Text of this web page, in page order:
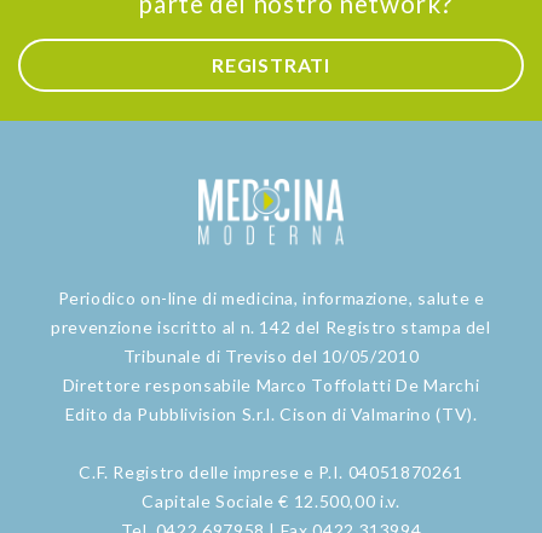
REGISTRATI
Periodico on-line di medicina, informazione, salute e
prevenzione iscritto al n. 142 del Registro stampa del
Tribunale di Treviso del 10/05/2010
Direttore responsabile Marco Toffolatti De Marchi
Edito da Pubblivision S.r.l. Cison di Valmarino (TV).
C.F. Registro delle imprese e P.I. 04051870261
Capitale Sociale € 12.500,00 i.v.